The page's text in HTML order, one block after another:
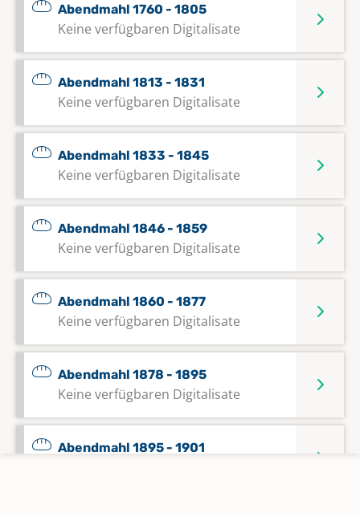
Abendmahl 1760 - 1805
Keine verfügbaren Digitalisate
Abendmahl 1813 - 1831
Keine verfügbaren Digitalisate
Abendmahl 1833 - 1845
Keine verfügbaren Digitalisate
Abendmahl 1846 - 1859
Keine verfügbaren Digitalisate
Abendmahl 1860 - 1877
Keine verfügbaren Digitalisate
Abendmahl 1878 - 1895
Keine verfügbaren Digitalisate
Abendmahl 1895 - 1901